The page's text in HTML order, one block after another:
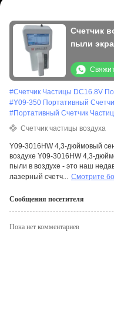
Счетчик
пыли
#Счетчик Частицы DC16.8V
#Y09-350 Портативный
#Портативный Счетчик
Счетчик частицы воздуха
Y09-3016HW 4,3-дюймовый
воздухе Y09-3016HW 4,3-
пыли в воздухе - это наш
лазерный счетч... Смотрите
Сообщения посетителя
Пока нет комментариев